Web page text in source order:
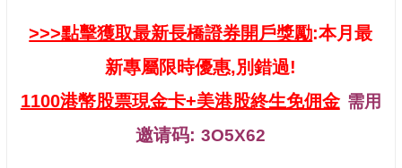
>>>點擊獲取最新長橋證券開戶獎勵:本月最
新專屬限時優惠,別錯過!
1100港幣股票現金卡+美港股終生免佣金 需用
邀请码:3O5X62